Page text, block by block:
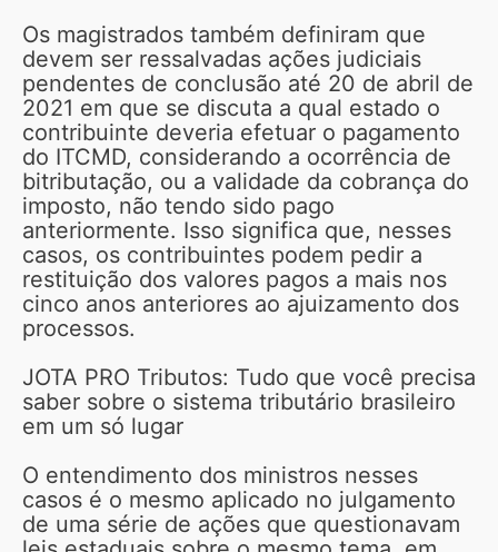
Os magistrados também definiram que
devem ser ressalvadas ações judiciais
pendentes de conclusão até 20 de abril de
2021 em que se discuta a qual estado o
contribuinte deveria efetuar o pagamento
do ITCMD, considerando a ocorrência de
bitributação, ou a validade da cobrança do
imposto, não tendo sido pago
anteriormente. Isso significa que, nesses
casos, os contribuintes podem pedir a
restituição dos valores pagos a mais nos
cinco anos anteriores ao ajuizamento dos
processos.
JOTA PRO Tributos: Tudo que você precisa
saber sobre o sistema tributário brasileiro
em um só lugar
O entendimento dos ministros nesses
casos é o mesmo aplicado no julgamento
de uma série de ações que questionavam